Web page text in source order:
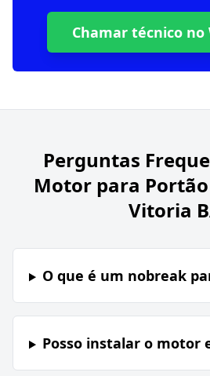
Chamar técnico no
Perguntas
Motor para Portão
Vitoria
O que é um nobreak
Posso instalar o motor